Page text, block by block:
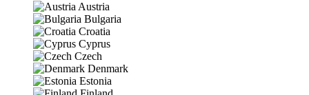
Austria
Bulgaria
Croatia
Cyprus
Czech
Denmark
Estonia